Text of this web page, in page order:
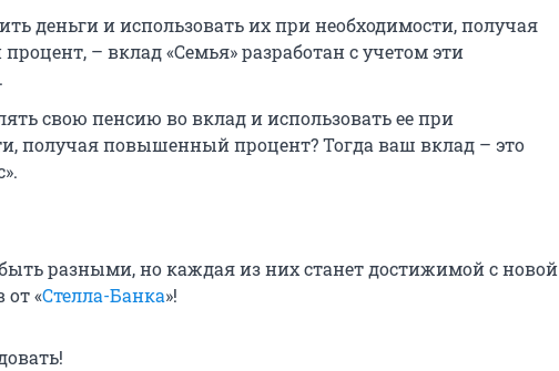
деньги и использовать их при необходимости, получая
– вклад «Семья» разработан с учетом эти
свою пенсию во вклад и использовать ее при
получая повышенный процент? Тогда ваш вклад – это
разными, но каждая из них станет достижимой с новой
от «Стелла-Банка»!